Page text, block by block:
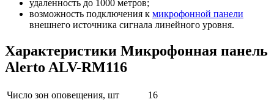
удаленность до 1000 метров;
возможность подключения к микрофонной панели
внешнего источника сигнала линейного уровня.
Характеристики Микрофонная панель
Alerto ALV-RM116
Число зон оповещения, шт
16